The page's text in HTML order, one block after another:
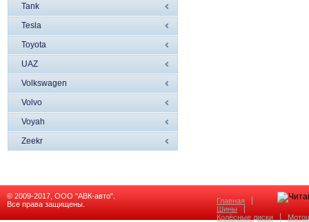
Tank
Tesla
Toyota
UAZ
Volkswagen
Volvo
Voyah
Zeekr
© 2009-2017, ООО "АВК-авто".
Все права защищены.
Главная
Шины
Колёсные диски